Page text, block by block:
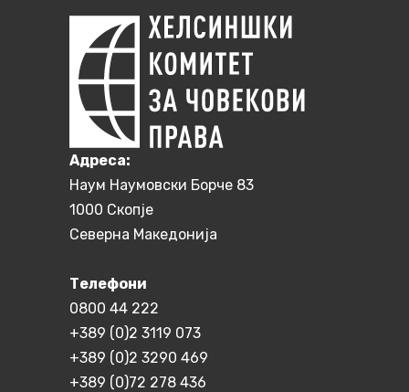
Aдреса:
Наум Наумовски Борче 83
1000 Скопје
Северна Македонија
Телефони
0800 44 222
+389 (0)2 3119 073
+389 (0)2 3290 469
+389 (0)72 278 436